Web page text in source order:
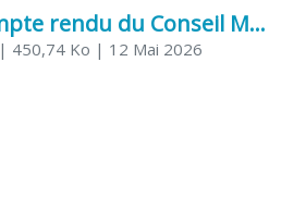
Compte rendu du Conseil Municipal du 06 mai 2026
| 450,74 Ko | 12 Mai 2026